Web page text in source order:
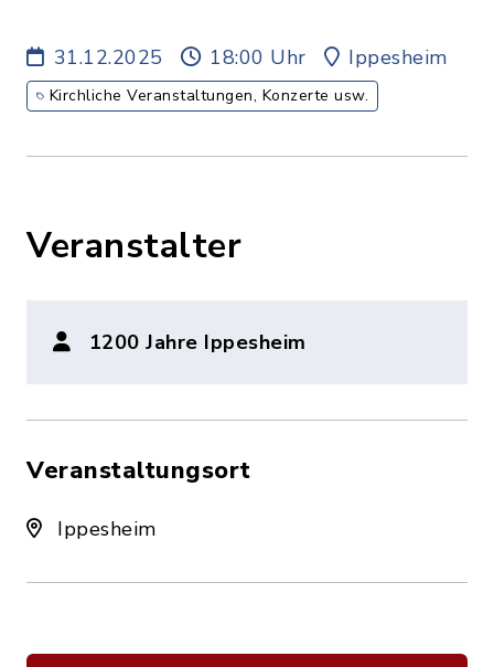
31.12.2025 18:00 Uhr Ippesheim
Kirchliche Veranstaltungen, Konzerte usw.
Veranstalter
1200 Jahre Ippesheim
Veranstaltungsort
Ippesheim